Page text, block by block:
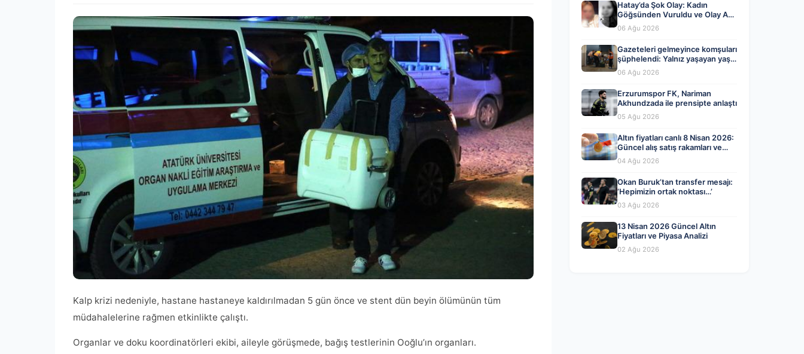
Kalp krizi nedeniyle, hastane hastaneye kaldırılmadan 5 gün önce ve stent dün beyin ölümünün tüm
müdahalelerine rağmen etkinlikte çalıştı.
Organlar ve doku koordinatörleri ekibi, aileyle görüşmede, bağış testlerinin Ooğlu’ın organları.
Hatay’da Şok Olay: Kadın
Göğsünden Vuruldu ve Olay Anı
Kayda Geçti
06 Ağu 2026
Gazeteleri gelmeyince komşuları
şüphelendi: Yalnız yaşayan yaşlı
adam evinde ölü bulundu
06 Ağu 2026
Erzurumspor FK, Nariman
Akhundzada ile prensipte anlaştı
05 Ağu 2026
Altın fiyatları canlı 8 Nisan 2026:
Güncel alış satış rakamları ve
piyasa gelişmeleri
04 Ağu 2026
Okan Buruk’tan transfer mesajı:
‘Hepimizin ortak noktası…’
03 Ağu 2026
13 Nisan 2026 Güncel Altın
Fiyatları ve Piyasa Analizi
02 Ağu 2026